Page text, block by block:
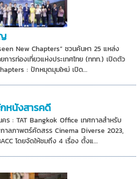
New Chapters” ชวนค้นหา 25 แหล่ง
การท่องเที่ยวแห่งประเทศไทย (ททท.) เปิดตัว
: ปักหมุดมุมใหม่ เปิด...
หนังสารคดี
ร : TAT Bangkok Office เทศกาลสำหรับ
าลภาพตร์คัดสรร Cinema Diverse 2023,
โดยจัดให้ชมถึง 4 เรื่อง ตั้งแ...